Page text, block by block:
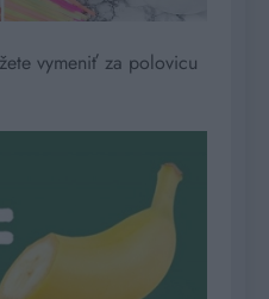
vymeniť za polovicu